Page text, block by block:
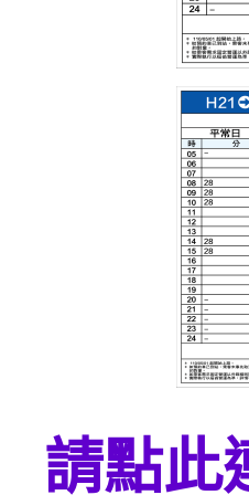
請點此